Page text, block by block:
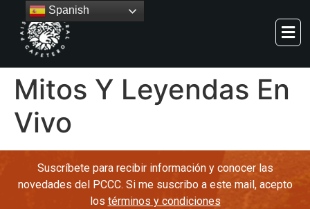
Mitos Y Leyendas En
Vivo
Suscríbete para recibir información y conocer las
novedades del PCCC. Si me suscribo a este mail, acepto
los términos y condiciones
Spanish